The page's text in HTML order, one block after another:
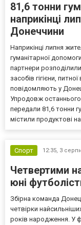
81,6 тонни
наприкінці
Донеччини
Наприкінці липня
гуманітарної
партнери
засобів гігієни,
повідомляють у
Упродовж
передали 81,6 тонни
містили продуктові
Спорт 12:35, 3
Четвертими
юні
Збірна команда
четвірки
років народження. У